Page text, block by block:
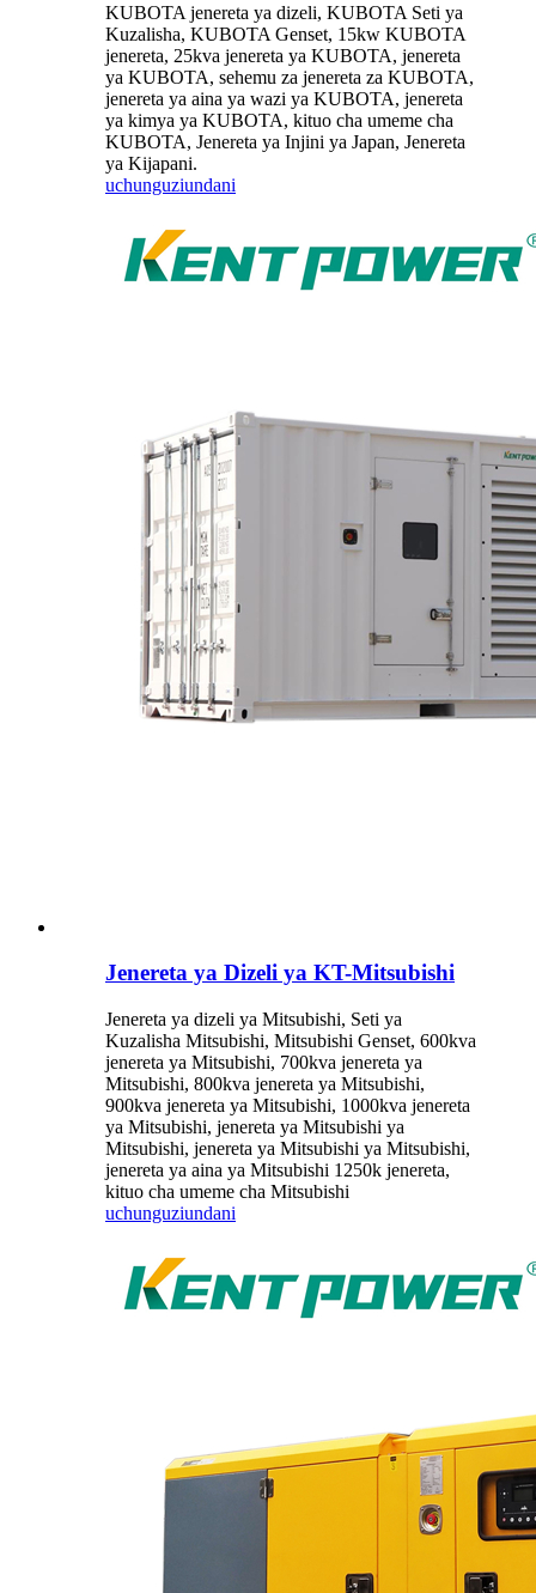
KUBOTA jenereta ya dizeli, KUBOTA Seti ya
Kuzalisha, KUBOTA Genset, 15kw KUBOTA
jenereta, 25kva jenereta ya KUBOTA, jenereta
ya KUBOTA, sehemu za jenereta za KUBOTA,
jenereta ya aina ya wazi ya KUBOTA, jenereta
ya kimya ya KUBOTA, kituo cha umeme cha
KUBOTA, Jenereta ya Injini ya Japan, Jenereta
ya Kijapani.
uchunguziundani
Jenereta ya Dizeli ya KT-Mitsubishi
Jenereta ya dizeli ya Mitsubishi, Seti ya
Kuzalisha Mitsubishi, Mitsubishi Genset, 600kva
jenereta ya Mitsubishi, 700kva jenereta ya
Mitsubishi, 800kva jenereta ya Mitsubishi,
900kva jenereta ya Mitsubishi, 1000kva jenereta
ya Mitsubishi, jenereta ya Mitsubishi ya
Mitsubishi, jenereta ya Mitsubishi ya Mitsubishi,
jenereta ya aina ya Mitsubishi 1250k jenereta,
kituo cha umeme cha Mitsubishi
uchunguziundani